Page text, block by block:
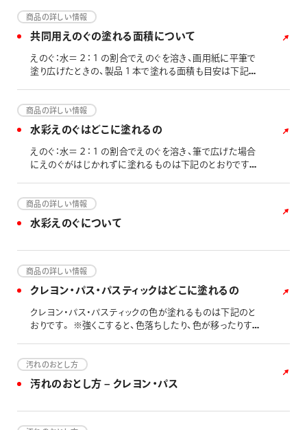
飲み込んだり、目に入った時は、すぐに水やぬるま湯で洗い
流して、異常が出た場合は医師にご相談ください。 ご使用
後は容器の口元をよく拭き、必ずキャップ、フタをしめてくだ
さい。 衣類や壁についた時は完全におちない場合があり
ます。 直射日光や高温多湿等を避けて保管してください。
乾燥すると剥がれなくなります。 「ゆびえのぐ」以外は、「筆
商品の詳しい情報
共同用えのぐの塗れる面積について
えのぐ：水＝２：１の割合でえのぐを溶き、画用紙に平筆で
塗り広げたときの、製品１本で塗れる面積も目安は下記の
す。 ※２度塗りする場合は、塗れる面積はさらに半分にな
ります。 ※ゆびえのぐ（ＷＨＧ）は水を加えず、原液の状態
で画用紙に手で塗り広げたときの面積となります。
商品の詳しい情報
水彩えのぐはどこに塗れるの
えのぐ：水＝２：１の割合でえのぐを溶き、筆で広げた場合
にえのぐがはじかれずに塗れるものは下記のとおりです。
塗布面でもはじかれて塗れない場合があります。 ※表面
の加工状態や汚れ具合によっては、「○」の塗布面でもはじ
かれて塗れない場合があります。
商品の詳しい情報
水彩えのぐについて
商品の詳しい情報
クレヨン・パス・パスティックはどこに塗れるの
クレヨン・パス・パスティックの色が塗れるものは下記のと
おりです。 ※強くこすると、色落ちしたり、色が移ったりする
汚れのおとし方
汚れのおとし方 – クレヨン・パス